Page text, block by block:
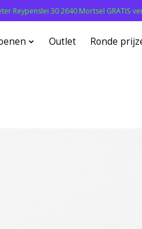
Reypenslei 30 2640 Mortsel GRATIS
Outlet Ronde